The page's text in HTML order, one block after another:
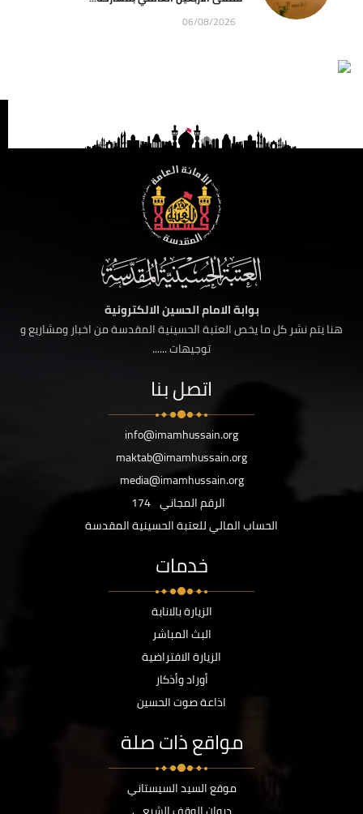
06/08/2026
بوابة الامام الحسين الالكترونية
هنا يتم نشر كل ما يخص العتبة الحسينية المقدسة من اخبار ومشاريع و
توجيهات ......
اتصل بنا
info@imamhussain.org
maktab@imamhussain.org
media@imamhussain.org
الرقم المجاني 174
الحساب المالي للعتبة الحسينية المقدسة
خدمات
الزيارة بالانابة
البث المباشر
الزيارة الافتراضية
أوراد وأذكار
اذاعة صوت الحسين
مواقع ذات صلة
موقع السيد السيستاني